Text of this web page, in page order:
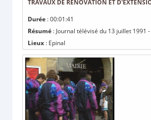
TRAVAUX DE RÉNOVATION ET
Durée : 00:01:41
Résumé : Journal télévisé du 13 juillet
Lieux : Epinal